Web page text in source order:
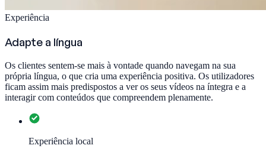
Experiência
Adapte a língua
Os clientes sentem-se mais à vontade quando navegam na sua
própria língua, o que cria uma experiência positiva. Os utilizadores
ficam assim mais predispostos a ver os seus vídeos na íntegra e a
interagir com conteúdos que compreendem plenamente.
Experiência local